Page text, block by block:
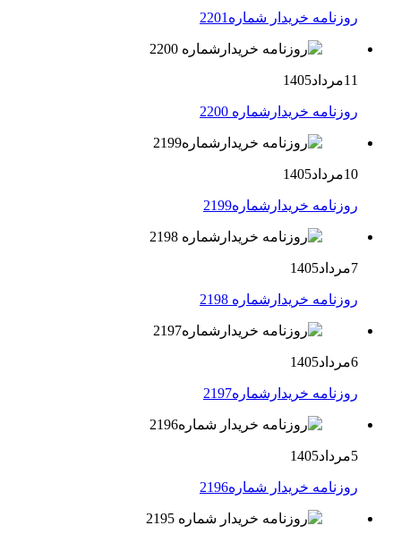
روزنامه خریدار شماره2201
11مرداد1405
روزنامه خریدارشماره 2200
10مرداد1405
روزنامه خریدارشماره2199
7مرداد1405
روزنامه خریدارشماره 2198
6مرداد1405
روزنامه خریدارشماره2197
5مرداد1405
روزنامه خریدار شماره2196